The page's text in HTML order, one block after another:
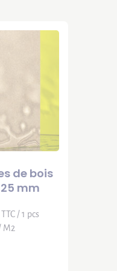
de bois
25 mm
TTC / 1 pcs